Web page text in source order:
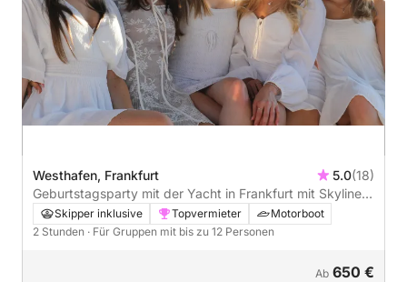
Westhafen, Frankfurt 5.0(18)
Geburtstagsparty mit der Yacht in Frankfurt mit Skyline
Ausblick - 2h
Skipper inklusive Topvermieter
Motorboot
2 Stunden · Für Gruppen mit bis zu 12 Personen
Ab 650 €